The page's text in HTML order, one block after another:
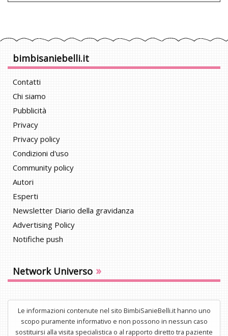
bimbisaniebelli.it
Contatti
Chi siamo
Pubblicità
Privacy
Privacy policy
Condizioni d'uso
Community policy
Autori
Esperti
Newsletter Diario della gravidanza
Advertising Policy
Notifiche push
Network Universo »
Le informazioni contenute nel sito BimbiSanieBelli.it hanno uno
scopo puramente informativo e non possono in nessun caso
sostituirsi alla visita specialistica o al rapporto diretto tra paziente